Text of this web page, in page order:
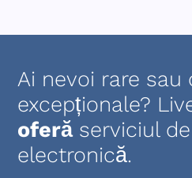
Ai nevoi rare sau
excepționale?
oferăserviciul
electronică.